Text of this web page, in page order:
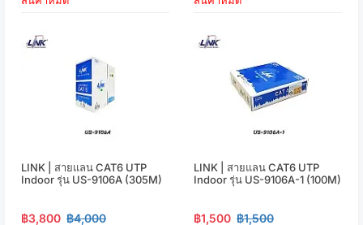
LINK | สายแลน CAT6 UTP
Indoor รุ่น US-9106A (305M)
฿3,800 ฿4,000
LINK | สายแลน CAT6 UTP
Indoor รุ่น US-9106A-1 (100M)
฿1,500 ฿1,500